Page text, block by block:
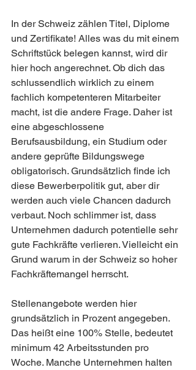
In der Schweiz zählen Titel, Diplome
und Zertifikate! Alles was du mit einem
Schriftstück belegen kannst, wird dir
hier hoch angerechnet. Ob dich das
schlussendlich wirklich zu einem
fachlich kompetenteren Mitarbeiter
macht, ist die andere Frage. Daher ist
eine abgeschlossene
Berufsausbildung, ein Studium oder
andere geprüfte Bildungswege
obligatorisch. Grundsätzlich finde ich
diese Bewerberpolitik gut, aber dir
werden auch viele Chancen dadurch
verbaut. Noch schlimmer ist, dass
Unternehmen dadurch potentielle sehr
gute Fachkräfte verlieren. Vielleicht ein
Grund warum in der Schweiz so hoher
Fachkräftemangel herrscht.
Stellenangebote werden hier
grundsätzlich in Prozent angegeben.
Das heißt eine 100% Stelle, bedeutet
minimum 42 Arbeitsstunden pro
Woche. Manche Unternehmen halten